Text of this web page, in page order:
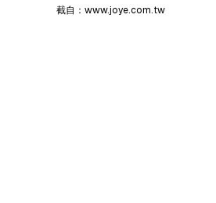
截自：www.joye.com.tw